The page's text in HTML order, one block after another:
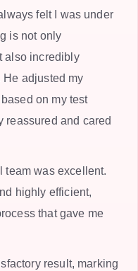
felt I was under
is not only
also incredibly
He adjusted my
on my test
reassured and cared
team was excellent.
highly efficient,
that gave me
result, marking